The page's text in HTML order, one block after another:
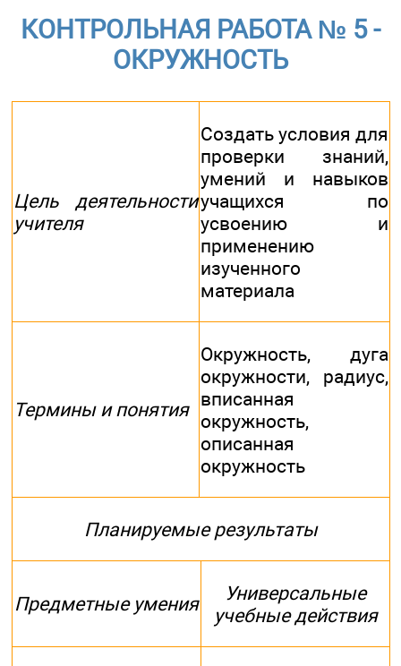
КОНТРОЛЬНАЯ РАБОТА № 5 -
ОКРУЖНОСТЬ
Цель деятельности
учителя
Создать условия для
проверки знаний,
умений и навыков
учащихся по
усвоению и
применению
изученного
материала
Термины и понятия
Окружность, дуга
окружности, радиус,
вписанная
окружность,
описанная
окружность
Планируемые результаты
Предметные умения
Универсальные
учебные действия